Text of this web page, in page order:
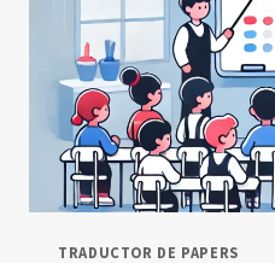
LOS
ELEMENTOS
CLAVE
DEL
CONOCIMIENTO
EDUCATIVO
TRADUCTOR DE PAPERS